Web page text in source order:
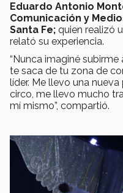
Eduardo Antonio
Comunicación y
Santa Fe; quien realizó
relató su experiencia.
“Nunca imaginé subirme
te saca de tu zona de
líder. Me llevo una
circo, me llevo mucho
mí mismo”, compartió.